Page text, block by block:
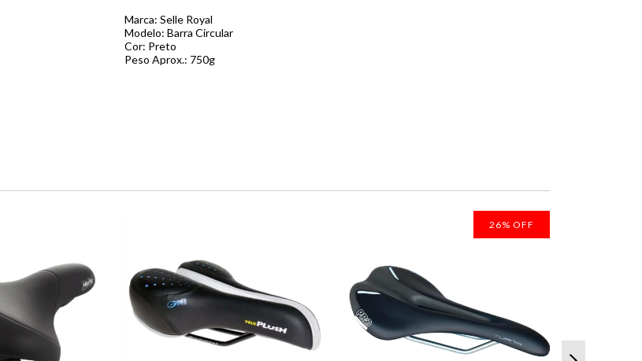
Marca: Selle Royal
Modelo: Barra Circular
Cor: Preto
Peso Aprox.: 750g
26% OFF